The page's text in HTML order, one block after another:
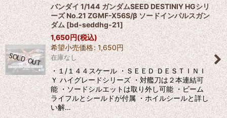
バンダイ 1/144 ガンダムSEED DESTINIY HGシリ
ーズ No.21 ZGMF-X56S/β ソードインパルスガン
ダム[bd-seddhg-21]
1,650円(税込)
希望小売価格: 1,650円
在庫なし
・１/１４４スケール ・ＳＥＥＤ ＤＥＳＴＩＮＩ
Ｙ ハイグレードシリーズ ・対艦刀は２本連結可
能 ・ソードシルエットは取り外し可能 ・ビーム
ライフルとシールドが付属 ・ホイルシールと詳し
い解…